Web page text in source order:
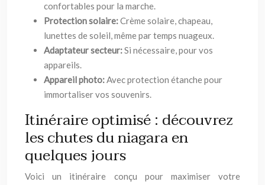
confortables pour la marche.
Protection solaire:Crème solaire, chapeau,
lunettes de soleil, même par temps nuageux.
Adaptateur secteur:Si nécessaire, pour vos
appareils.
Appareil photo:Avec protection étanche pour
immortaliser vos souvenirs.
Itinéraire optimisé : découvrez
les chutes du niagara en
quelques jours
Voici un itinéraire conçu pour maximiser votre